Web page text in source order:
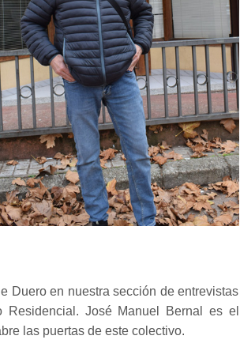
Duero en nuestra sección de entrevistas
José Manuel Bernal es el
las puertas de este colectivo.